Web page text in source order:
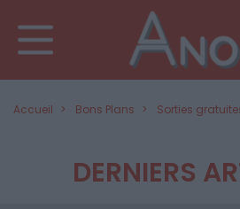
Accueil Bons Plans Sorties
DERNIERS